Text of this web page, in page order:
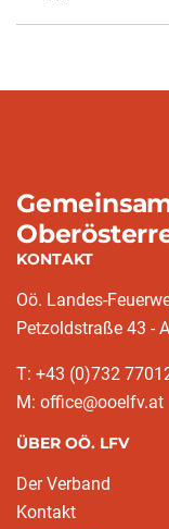
KONTAKT
Oö. Landes-
Petzoldstraße 43 -
T: +43 (0)732
M: office@ooelfv.at
ÜBER OÖ. LFV
Der Verband
Kontakt